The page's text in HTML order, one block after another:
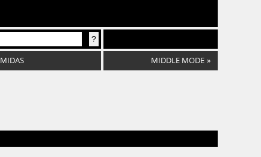
MIDAS MIDDLE MODE »